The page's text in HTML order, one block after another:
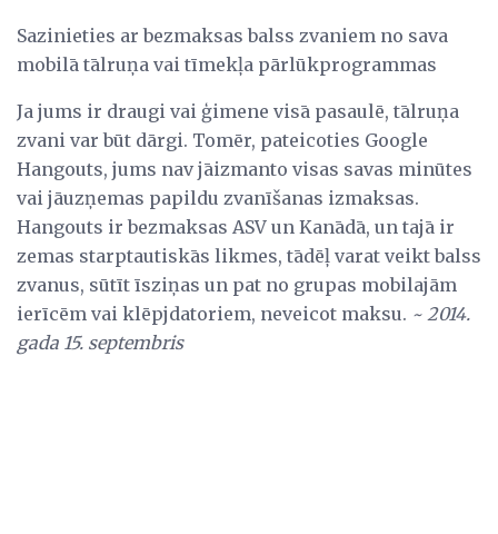
Sazinieties ar bezmaksas balss zvaniem no sava
mobilā tālruņa vai tīmekļa pārlūkprogrammas
Ja jums ir draugi vai ģimene visā pasaulē, tālruņa
zvani var būt dārgi. Tomēr, pateicoties Google
Hangouts, jums nav jāizmanto visas savas minūtes
vai jāuzņemas papildu zvanīšanas izmaksas.
Hangouts ir bezmaksas ASV un Kanādā, un tajā ir
zemas starptautiskās likmes, tādēļ varat veikt balss
zvanus, sūtīt īsziņas un pat no grupas mobilajām
ierīcēm vai klēpjdatoriem, neveicot maksu. ~ 2014.
gada 15. septembris